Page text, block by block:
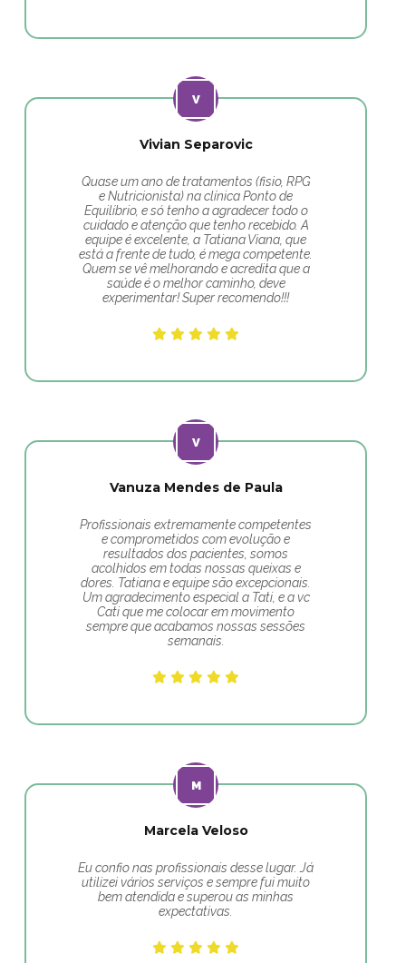
Vivian Separovic
Quase um ano de tratamentos (fisio, RPG
e Nutricionista) na clínica Ponto de
Equilíbrio, e só tenho a agradecer todo o
cuidado e atenção que tenho recebido. A
equipe é excelente, a Tatiana Viana, que
está a frente de tudo, é mega competente.
Quem se vê melhorando e acredita que a
saúde é o melhor caminho, deve
experimentar! Super recomendo!!!
Vanuza Mendes de Paula
Profissionais extremamente competentes
e comprometidos com evolução e
resultados dos pacientes, somos
acolhidos em todas nossas queixas e
dores. Tatiana e equipe são excepcionais.
Um agradecimento especial a Tati, e a vc
Cati que me colocar em movimento
sempre que acabamos nossas sessões
semanais.
Marcela Veloso
Eu confio nas profissionais desse lugar. Já
utilizei vários serviços e sempre fui muito
bem atendida e superou as minhas
expectativas.